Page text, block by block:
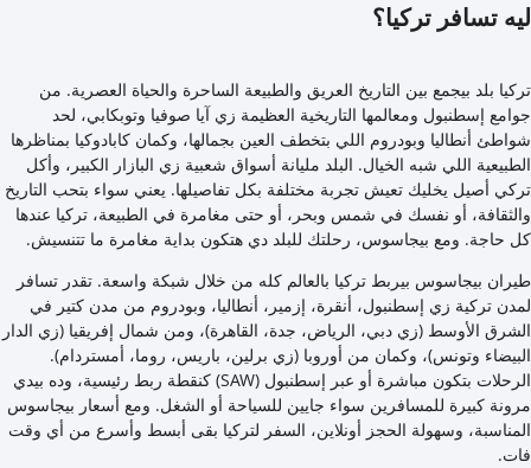
ليه تسافر تركيا؟
تركيا بلد بيجمع بين التاريخ العريق والطبيعة الساحرة والحياة العصرية. من
جوامع إسطنبول ومعالمها التاريخية العظيمة زي آيا صوفيا وتوبكابي، لحد
شواطئ أنطاليا وبودروم اللي بتخطف العين بجمالها، وكمان كابادوكيا بمناظرها
الطبيعية اللي شبه الخيال. البلد مليانة أسواق شعبية زي البازار الكبير، وأكل
تركي أصيل يخليك تعيش تجربة مختلفة بكل تفاصيلها. يعني سواء بتحب التاريخ
والثقافة، أو نفسك في شمس وبحر، أو حتى مغامرة في الطبيعة، تركيا عندها
كل حاجة. ومع بيجاسوس، رحلتك للبلد دي هتكون بداية مغامرة ما تتنسيش.
طيران بيجاسوس بيربط تركيا بالعالم كله من خلال شبكة واسعة. تقدر تسافر
لمدن تركية زي إسطنبول، أنقرة، إزمير، أنطاليا، وبودروم من مدن كتير في
الشرق الأوسط (زي دبي، الرياض، جدة، القاهرة)، ومن شمال إفريقيا (زي الدار
البيضاء وتونس)، وكمان من أوروبا (زي برلين، باريس، روما، أمستردام).
الرحلات بتكون مباشرة أو عبر إسطنبول (SAW) كنقطة ربط رئيسية، وده بيدي
مرونة كبيرة للمسافرين سواء جايين للسياحة أو الشغل. ومع أسعار بيجاسوس
المناسبة، وسهولة الحجز أونلاين، السفر لتركيا بقى أبسط وأسرع من أي وقت
فات.